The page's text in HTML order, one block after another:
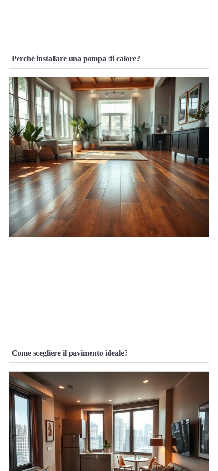
Perché installare una pompa di calore?
Come scegliere il pavimento ideale?